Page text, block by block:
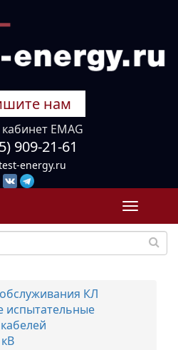
нам
EMAG
909-21-61
energy.ru
Toggle
КЛ
испытательные